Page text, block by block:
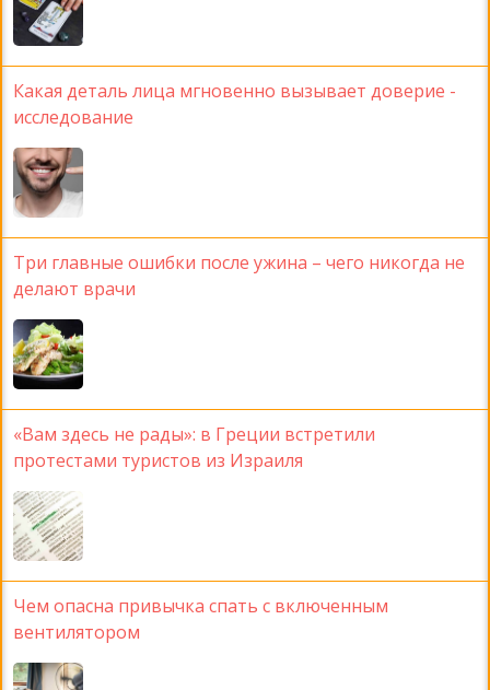
Какая деталь лица мгновенно вызывает доверие -
исследование
Три главные ошибки после ужина – чего никогда не
делают врачи
«Вам здесь не рады»: в Греции встретили
протестами туристов из Израиля
Чем опасна привычка спать с включенным
вентилятором